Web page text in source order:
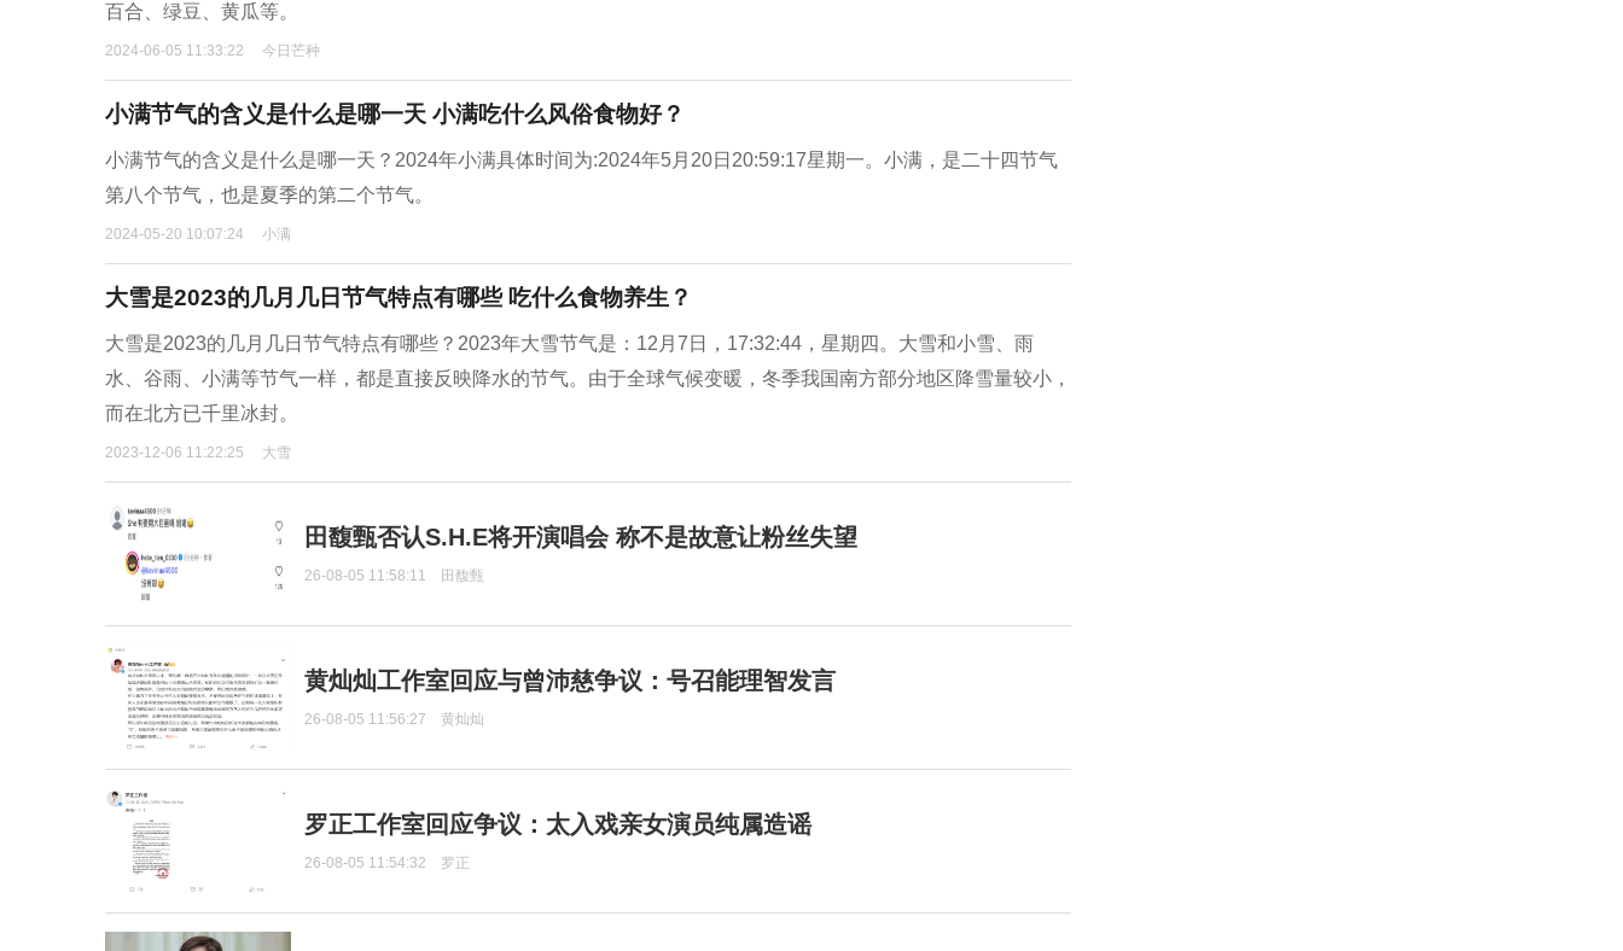
百合、绿豆、黄瓜等。
2024-06-05 11:33:22 今日芒种
小满节气的含义是什么是哪一天 小满吃什么风俗食物好？
小满节气的含义是什么是哪一天？2024年小满具体时间为:2024年5月20日20:59:17星期一。小满，是二十四节气
第八个节气，也是夏季的第二个节气。
2024-05-20 10:07:24 小满
大雪是2023的几月几日节气特点有哪些 吃什么食物养生？
大雪是2023的几月几日节气特点有哪些？2023年大雪节气是：12月7日，17:32:44，星期四。大雪和小雪、雨
水、谷雨、小满等节气一样，都是直接反映降水的节气。由于全球气候变暖，冬季我国南方部分地区降雪量较小，
而在北方已千里冰封。
2023-12-06 11:22:25 大雪
田馥甄否认S.H.E将开演唱会 称不是故意让粉丝失望
26-08-05 11:58:11 田馥甄
黄灿灿工作室回应与曾沛慈争议：号召能理智发言
26-08-05 11:56:27 黄灿灿
罗正工作室回应争议：太入戏亲女演员纯属造谣
26-08-05 11:54:32 罗正